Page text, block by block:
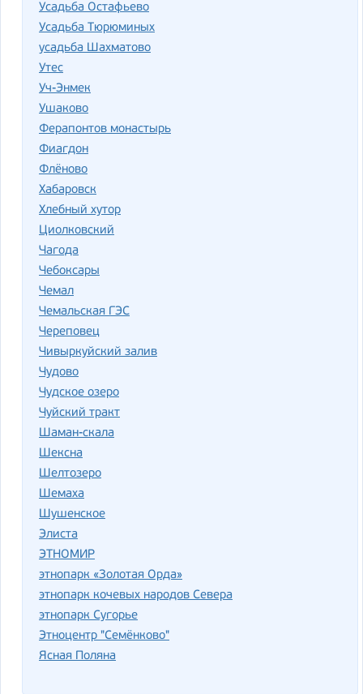
Усадьба Остафьево
Усадьба Тюрюминых
усадьба Шахматово
Утес
Уч-Энмек
Ушаково
Ферапонтов монастырь
Фиагдон
Флёново
Хабаровск
Хлебный хутор
Циолковский
Чагода
Чебоксары
Чемал
Чемальская ГЭС
Череповец
Чивыркуйский залив
Чудово
Чудское озеро
Чуйский тракт
Шаман-скала
Шексна
Шелтозеро
Шемаха
Шушенское
Элиста
ЭТНОМИР
этнопарк «Золотая Орда»
этнопарк кочевых народов Севера
этнопарк Сугорье
Этноцентр "Семёнково"
Ясная Поляна